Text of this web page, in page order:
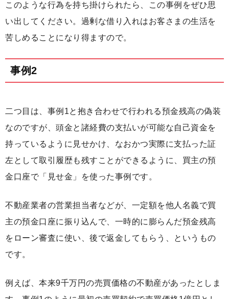
このような行為を持ち掛けられたら、この事例をぜひ思
い出してください。過剰な借り入れはお客さまの生活を
苦しめることになり得ますので。
事例2
二つ目は、事例1と抱き合わせで行われる預金残高の偽装
なのですが、頭金と諸経費の支払いが可能な自己資金を
持っているように見せかけ、なおかつ実際に支払った証
左として取引履歴も残すことができるように、買主の預
金口座で「見せ金」を使った事例です。
不動産業者の営業担当者などが、一定額を他人名義で買
主の預金口座に振り込んで、一時的に膨らんだ預金残高
をローン審査に使い、後で返金してもらう、というもの
です。
例えば、本来9千万円の売買価格の不動産があったとしま